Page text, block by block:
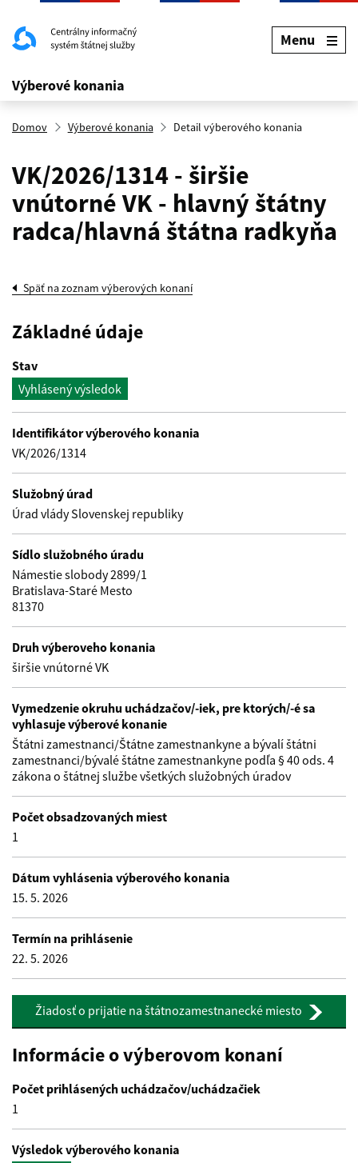
Menu
Výberové konania
Domov Výberové konania Detail výberového konania
VK/2026/1314 - širšie
vnútorné VK - hlavný štátny
radca/hlavná štátna radkyňa
Späť na zoznam výberových konaní
Základné údaje
Stav
Vyhlásený výsledok
Identifikátor výberového konania
VK/2026/1314
Služobný úrad
Úrad vlády Slovenskej republiky
Sídlo služobného úradu
Námestie slobody 2899/1
Bratislava-Staré Mesto
81370
Druh výberoveho konania
širšie vnútorné VK
Vymedzenie okruhu uchádzačov/-iek, pre ktorých/-é sa
vyhlasuje výberové konanie
Štátni zamestnanci/Štátne zamestnankyne a bývalí štátni
zamestnanci/bývalé štátne zamestnankyne podľa § 40 ods. 4
zákona o štátnej službe všetkých služobných úradov
Počet obsadzovaných miest
1
Dátum vyhlásenia výberového konania
15. 5. 2026
Termín na prihlásenie
22. 5. 2026
Žiadosť o prijatie na štátnozamestnanecké miesto
Informácie o výberovom konaní
Počet prihlásených uchádzačov/uchádzačiek
1
Výsledok výberového konania